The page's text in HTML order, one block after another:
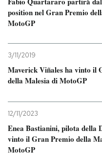
position nel Gran Premio
MotoGP
3/11/2019
Maverick Viñales ha vinto il
della Malesia di MotoGP
12/11/2023
Enea Bastianini, pilota della
vinto il Gran Premio della
MotoGP